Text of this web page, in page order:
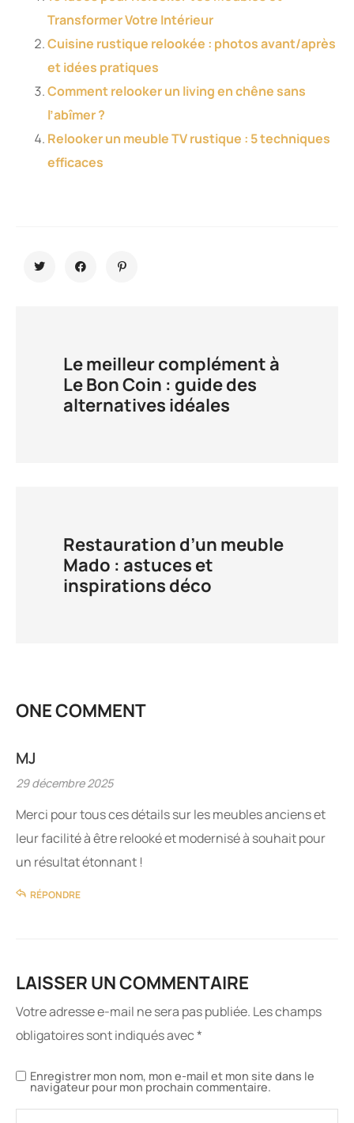
Transformer Votre Intérieur
Cuisine rustique relookée : photos avant/après
et idées pratiques
Comment relooker un living en chêne sans
l’abîmer ?
Relooker un meuble TV rustique : 5 techniques
efficaces
Le meilleur complément à
Le Bon Coin : guide des
alternatives idéales
Restauration d’un meuble
Mado : astuces et
inspirations déco
ONE COMMENT
MJ
29 décembre 2025
Merci pour tous ces détails sur les meubles anciens et
leur facilité à être relooké et modernisé à souhait pour
un résultat étonnant !
RÉPONDRE
LAISSER UN COMMENTAIRE
Votre adresse e-mail ne sera pas publiée. Les champs
obligatoires sont indiqués avec*
Enregistrer mon nom, mon e-mail et mon site dans le
navigateur pour mon prochain commentaire.